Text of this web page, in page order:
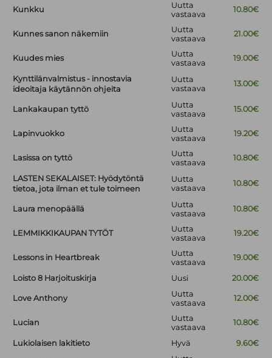
Kunkku
Uutta
vastaava
10.80€
Kunnes sanon näkemiin
Uutta
vastaava
21.00€
Kuudes mies
Uutta
vastaava
19.00€
Kynttilänvalmistus - innostavia
ideoitaja käytännön ohjeita
Uutta
vastaava
13.00€
Lankakaupan tyttö
Uutta
vastaava
15.00€
Lapinvuokko
Uutta
vastaava
19.20€
Lasissa on tyttö
Uutta
vastaava
10.80€
LASTEN SEKALAISET: Hyödytöntä
tietoa, jota ilman et tule toimeen
Uutta
vastaava
10.80€
Laura menopäällä
Uutta
vastaava
10.80€
LEMMIKKIKAUPAN TYTÖT
Uutta
vastaava
19.20€
Lessons in Heartbreak
Uutta
vastaava
19.00€
Loisto 8 Harjoituskirja Uusi 20.00€
Love Anthony
Uutta
vastaava
12.00€
Lucian
Uutta
vastaava
10.80€
Lukiolaisen lakitieto Hyvä 9.60€